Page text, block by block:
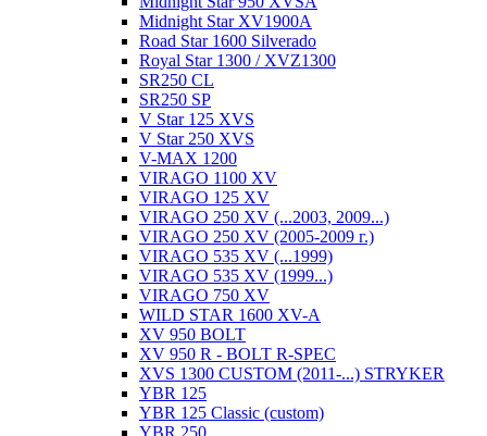
Midnight Star XV1900A
Road Star 1600 Silverado
Royal Star 1300 / XVZ1300
SR250 CL
SR250 SP
V Star 125 XVS
V Star 250 XVS
V-MAX 1200
VIRAGO 1100 XV
VIRAGO 125 XV
VIRAGO 250 XV (...2003, 2009...)
VIRAGO 250 XV (2005-2009 г.)
VIRAGO 535 XV (...1999)
VIRAGO 535 XV (1999...)
VIRAGO 750 XV
WILD STAR 1600 XV-A
XV 950 BOLT
XV 950 R - BOLT R-SPEC
XVS 1300 CUSTOM (2011-...) STRYKER
YBR 125
YBR 125 Classic (custom)
YBR 250